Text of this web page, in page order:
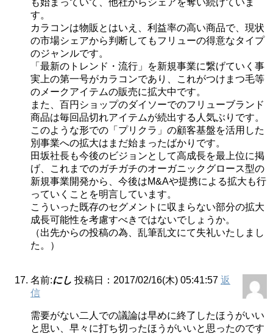
も始まっていて、他社からシェアを奪い続けていま
す。
カラコンは物販とはいえ、利益率の高い商品で、現状
の市場シェアから判断してもフリューの得意なタイプ
のジャンルです。
「最新のトレンド・流行」を新規事業に繋げていく事
実上の第一号がカラコンであり、これがつけまつ毛等
のメークアイテムの販売に拡大中です。
また、百円ショップのダイソーでのフリューブランド
商品は毎回品切れアイテムが続出する人気ぶりです。
このような形での「プリクラ」の顧客基盤を活用した
別事業への拡大はまだ始まったばかりです。
田坂社長も今後のビジョンとして高成長を最上位に掲
げ、これまでのガチガチのオーガニックグロース型の
新規事業開発から、今後はM&Aや提携による拡大も行
っていくことを明言しています。
こういった既存のセグメントに収まらない部分の拡大
成長可能性を考慮すべきではないでしょうか。
（出先からの投稿の為、乱筆乱文にて失礼いたしまし
た。）
名前:にし 投稿日：2017/02/16(木) 05:41:57 返
信
需要がない二人での議論は早めに終了したほうがいい
と思い、早々に打ち切ったほうがいいと思ったのです